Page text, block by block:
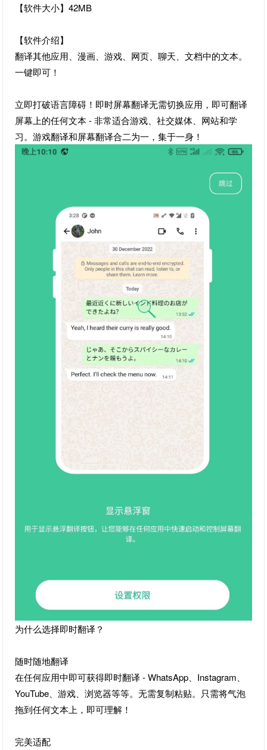
【软件大小】42MB
【软件介绍】
翻译其他应用、漫画、游戏、网页、聊天、文档中的文本。
一键即可！
立即打破语言障碍！即时屏幕翻译无需切换应用，即可翻译
屏幕上的任何文本 - 非常适合游戏、社交媒体、网站和学
习。游戏翻译和屏幕翻译合二为一，集于一身！
为什么选择即时翻译？
随时随地翻译
在任何应用中即可获得即时翻译 - WhatsApp、Instagram、
YouTube、游戏、浏览器等等。无需复制粘贴。只需将气泡
拖到任何文本上，即可理解！
完美适配